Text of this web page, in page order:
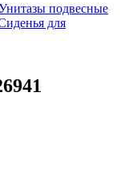
подвесные
для